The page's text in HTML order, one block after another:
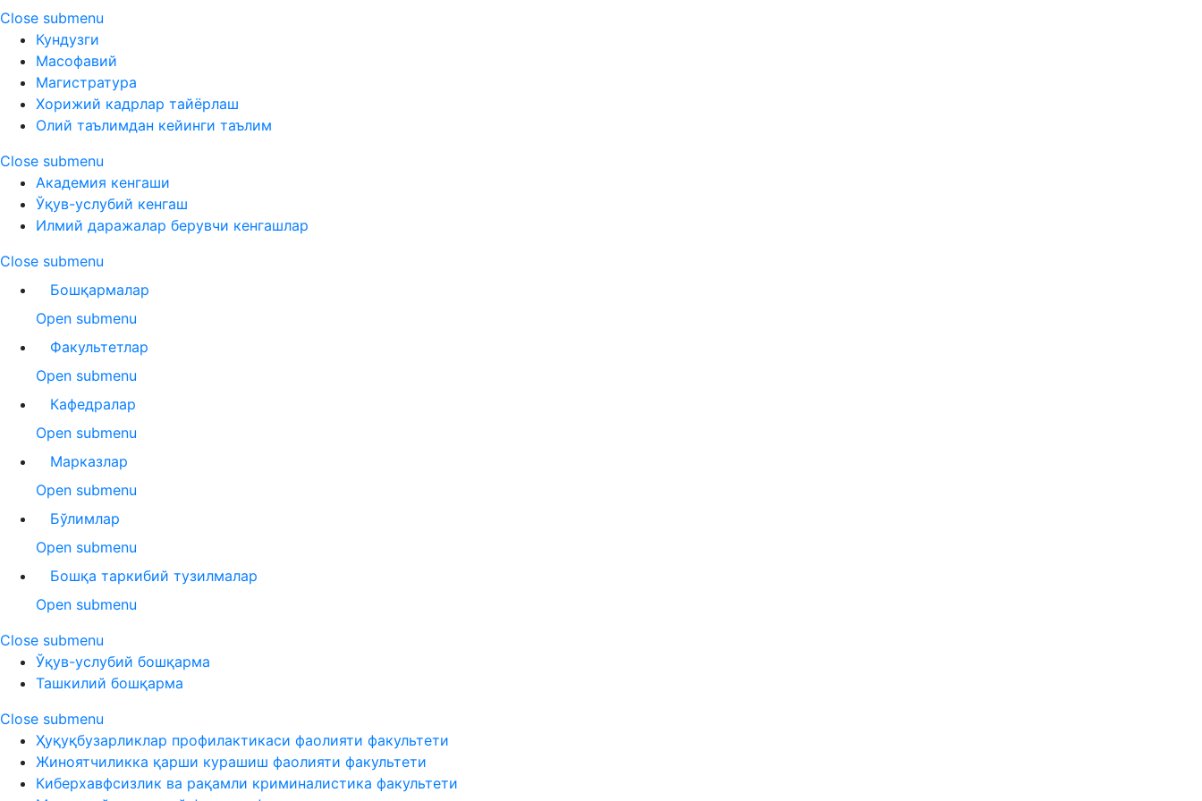
Close submenu
Кундузги
Масофавий
Магистратура
Хорижий кадрлар тайёрлаш
Олий таълимдан кейинги таълим
Close submenu
Академия кенгаши
Ўқув-услубий кенгаш
Илмий даражалар берувчи кенгашлар
Close submenu
Бошқармалар
Open submenu
Факультетлар
Open submenu
Кафедралар
Open submenu
Марказлар
Open submenu
Бўлимлар
Open submenu
Бошқа таркибий тузилмалар
Open submenu
Close submenu
Ўқув-услубий бошқарма
Ташкилий бошқарма
Close submenu
Ҳуқуқбузарликлар профилактикаси фаолияти факультети
Жиноятчиликка қарши курашиш фаолияти факультети
Киберхавфсизлик ва рақамли криминалистика факультети